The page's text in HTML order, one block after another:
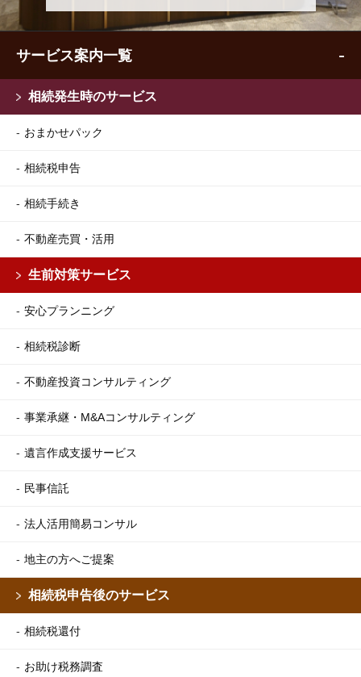
サービス案内一覧
相続発生時のサービス
おまかせパック
相続税申告
相続手続き
不動産売買・活用
生前対策サービス
安心プランニング
相続税診断
不動産投資コンサルティング
事業承継・M&Aコンサルティング
遺言作成支援サービス
民事信託
法人活用簡易コンサル
地主の方へご提案
相続税申告後のサービス
相続税還付
お助け税務調査